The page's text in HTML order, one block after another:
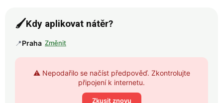
🖌️Kdy aplikovat nátěr?
📍Praha Změnit
⚠️ Nepodařilo se načíst předpověď. Zkontrolujte
připojení k internetu.
Zkusit znovu